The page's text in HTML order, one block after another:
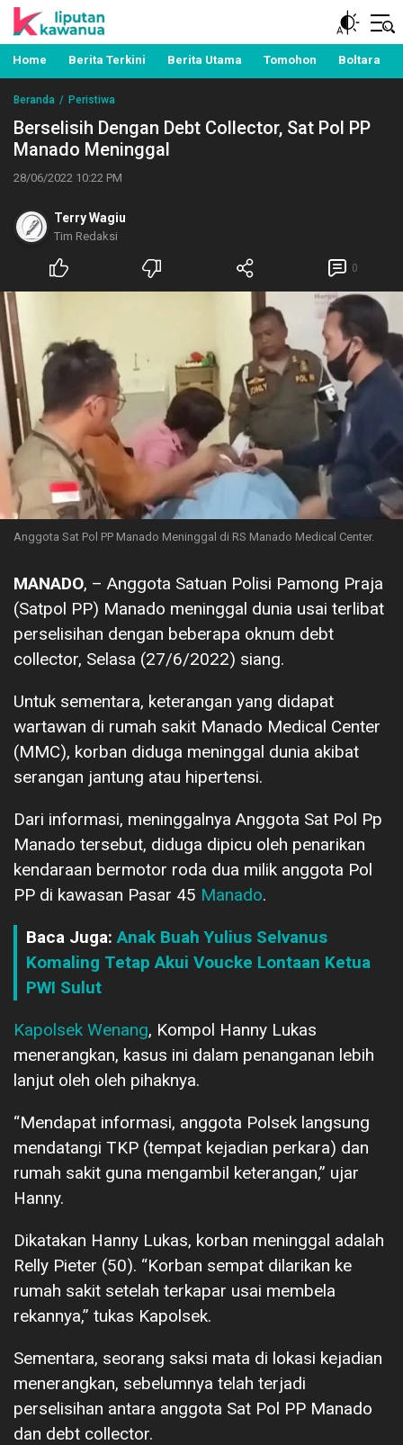
Liputan Kawanua
Berita Manado, Sulawesi Utara, Kawanua, Politik,
Pemerintahan, Hukum Kriminal dan Nasional
Home Berita Terkini Berita Utama Tomohon Boltara
Beranda Peristiwa
Berselisih Dengan Debt Collector, Sat Pol PP
Manado Meninggal
28/06/2022 10:22 PM
Terry Wagiu
Tim Redaksi
0
Anggota Sat Pol PP Manado Meninggal di RS Manado Medical Center.
MANADO, – Anggota Satuan Polisi Pamong Praja
(Satpol PP) Manado meninggal dunia usai terlibat
perselisihan dengan beberapa oknum debt
collector, Selasa (27/6/2022) siang.
Untuk sementara, keterangan yang didapat
wartawan di rumah sakit Manado Medical Center
(MMC), korban diduga meninggal dunia akibat
serangan jantung atau hipertensi.
Dari informasi, meninggalnya Anggota Sat Pol Pp
Manado tersebut, diduga dipicu oleh penarikan
kendaraan bermotor roda dua milik anggota Pol
PP di kawasan Pasar 45 Manado.
Baca Juga: Anak Buah Yulius Selvanus
Komaling Tetap Akui Voucke Lontaan Ketua
PWI Sulut
Kapolsek Wenang, Kompol Hanny Lukas
menerangkan, kasus ini dalam penanganan lebih
lanjut oleh oleh pihaknya.
“Mendapat informasi, anggota Polsek langsung
mendatangi TKP (tempat kejadian perkara) dan
rumah sakit guna mengambil keterangan,” ujar
Hanny.
Dikatakan Hanny Lukas, korban meninggal adalah
Relly Pieter (50). “Korban sempat dilarikan ke
rumah sakit setelah terkapar usai membela
rekannya,” tukas Kapolsek.
Sementara, seorang saksi mata di lokasi kejadian
menerangkan, sebelumnya telah terjadi
perselisihan antara anggota Sat Pol PP Manado
dan debt collector.